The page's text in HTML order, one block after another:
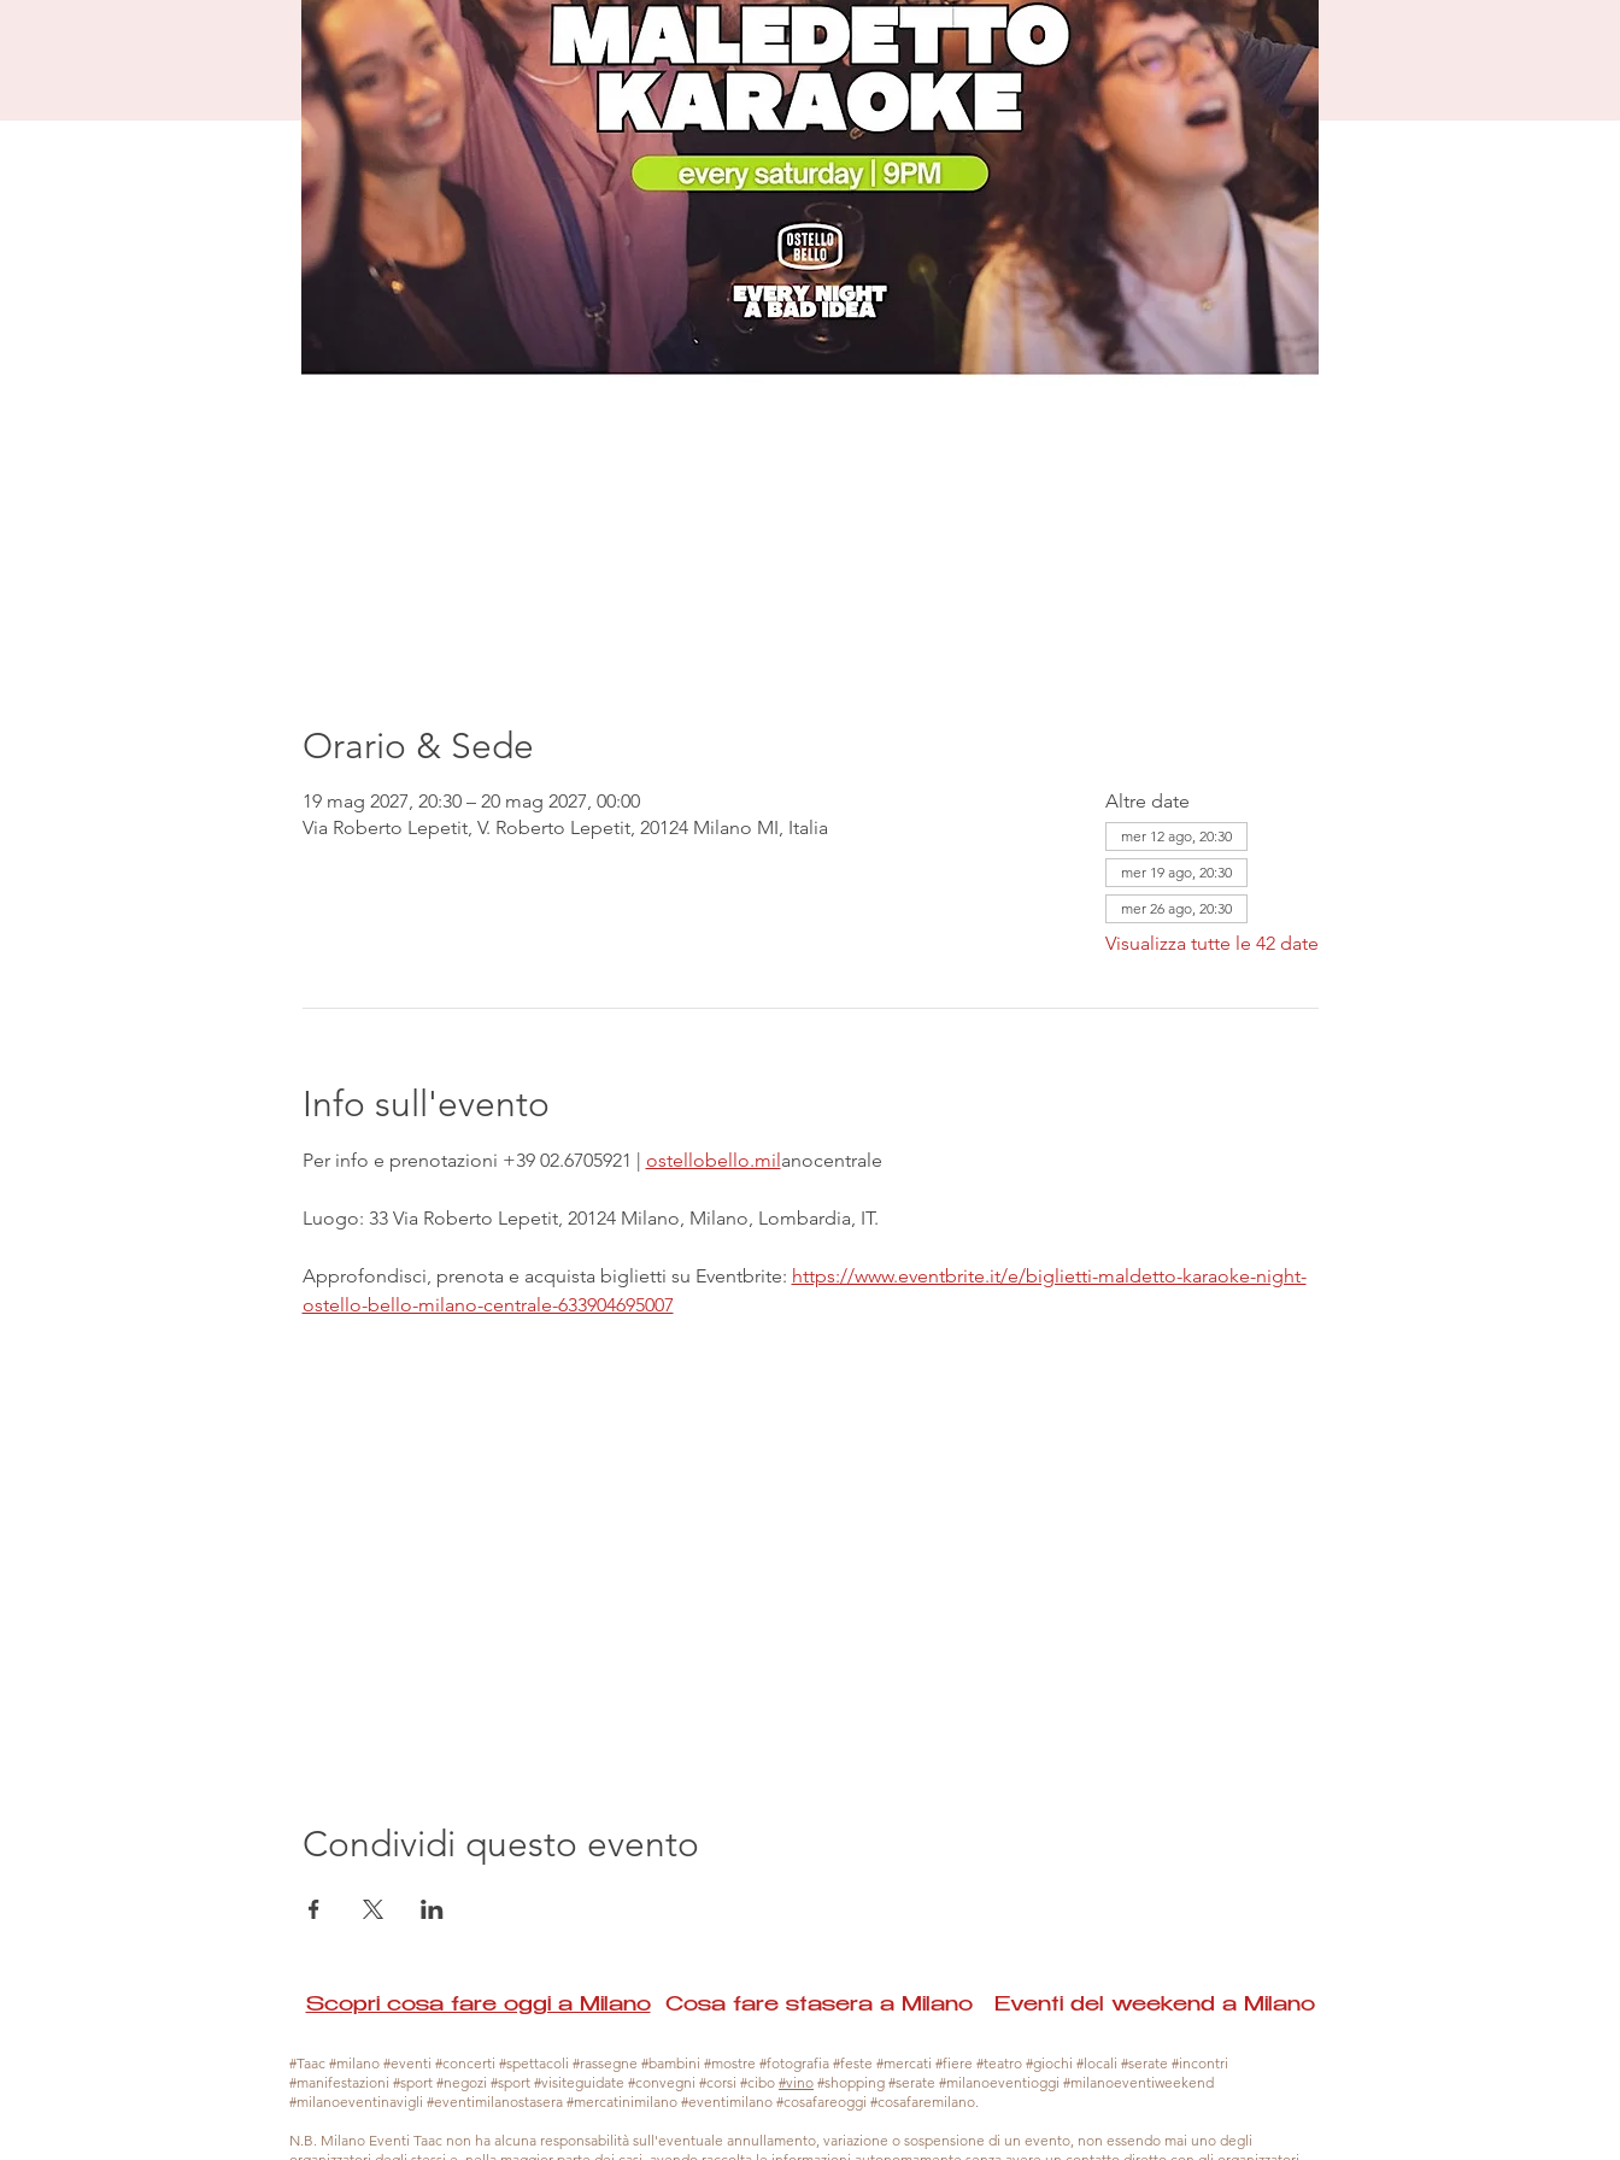
Orario & Sede
19 mag 2027, 20:30 – 20 mag 2027, 00:00
Via Roberto Lepetit, V. Roberto Lepetit, 20124 Milano MI, Italia
Altre date
mer 12 ago, 20:30
mer 19 ago, 20:30
mer 26 ago, 20:30
Visualizza tutte le 42 date
Info sull'evento
Per info e prenotazioni +39 02.6705921 | ostellobello.milanocentrale
Luogo: 33 Via Roberto Lepetit, 20124 Milano, Milano, Lombardia, IT.
Approfondisci, prenota e acquista biglietti su Eventbrite: https://www.eventbrite.it/e/biglietti-maldetto-karaoke-night-
ostello-bello-milano-centrale-633904695007
Condividi questo evento
Scopri cosa fare oggi a MilanoCosa fare stasera a Milano Eventi del weekend a Milano
#Taac #milano #eventi #concerti #spettacoli #rassegne #bambini #mostre #fotografia #feste #mercati #fiere #teatro #giochi #locali #serate #incontri
#manifestazioni #sport #negozi #sport #visiteguidate #convegni #corsi #cibo #vino #shopping #serate #milanoeventioggi #milanoeventiweekend
#milanoeventinavigli #eventimilanostasera #mercatinimilano #eventimilano #cosafareoggi #cosafaremilano.
N.B. Milano Eventi Taac non ha alcuna responsabilità sull'eventuale annullamento, variazione o sospensione di un evento, non essendo mai uno degli